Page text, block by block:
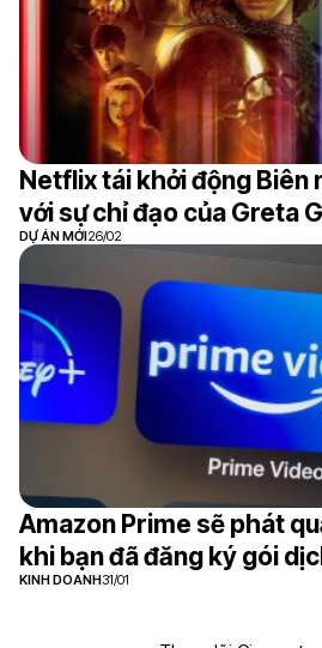
Netflix tái khởi động Biên
với sự chỉ đạo của Greta
DỰ ÁN MỚI26/02
Amazon Prime sẽ phát
khi bạn đã đăng ký gói
KINH DOANH31/01